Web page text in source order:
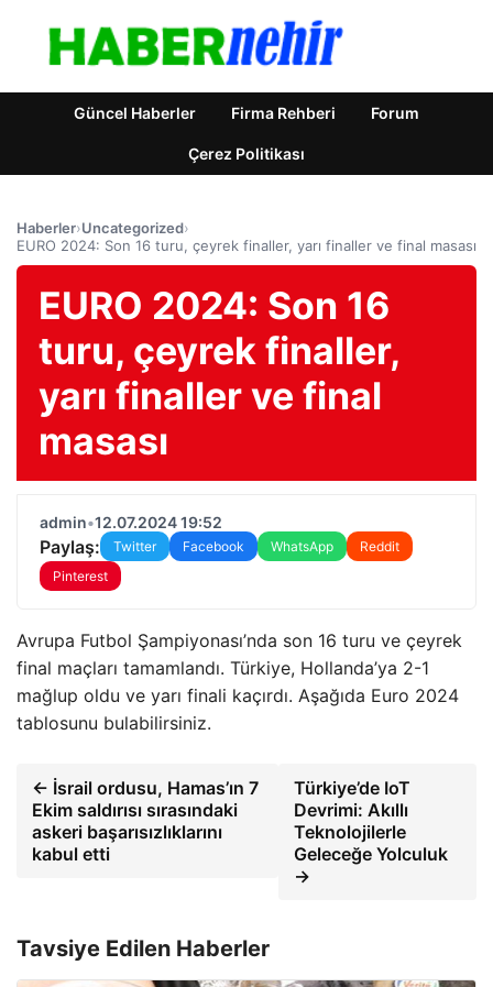
Güncel Haberler Firma Rehberi Forum
Çerez Politikası
Haberler›Uncategorized›
EURO 2024: Son 16 turu, çeyrek finaller, yarı finaller ve final masası
EURO 2024: Son 16
turu, çeyrek finaller,
yarı finaller ve final
masası
admin•12.07.2024 19:52
Paylaş: Twitter Facebook WhatsApp
Reddit
Pinterest
Avrupa Futbol Şampiyonası’nda son 16 turu ve çeyrek
final maçları tamamlandı. Türkiye, Hollanda’ya 2-1
mağlup oldu ve yarı finali kaçırdı. Aşağıda Euro 2024
tablosunu bulabilirsiniz.
← İsrail ordusu, Hamas’ın 7
Ekim saldırısı sırasındaki
askeri başarısızlıklarını
kabul etti
Türkiye’de IoT
Devrimi: Akıllı
Teknolojilerle
Geleceğe Yolculuk
→
Tavsiye Edilen Haberler